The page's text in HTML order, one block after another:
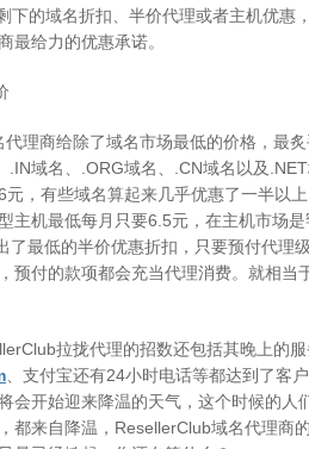
下的域名折扣、半价代理或者主机优惠
最给力的优惠承诺。
理商给除了域名市场最低的价格，最炙
.IN域名、.ORG域名、.CN域名以及
，有些域名算起来几乎优惠了一半以
主机最低每月只要6.5元，在主机市场是
了最低的半价优惠折扣，只要预付代理
预付的款项都会充当代理消费。就相当
拉拢代理的招数还包括其晚上的服
、支付宝还有24小时电话等都达到了客
会开始迎来降温的天气，这个时候的人
都来自降温，ResellerClub域名代理商